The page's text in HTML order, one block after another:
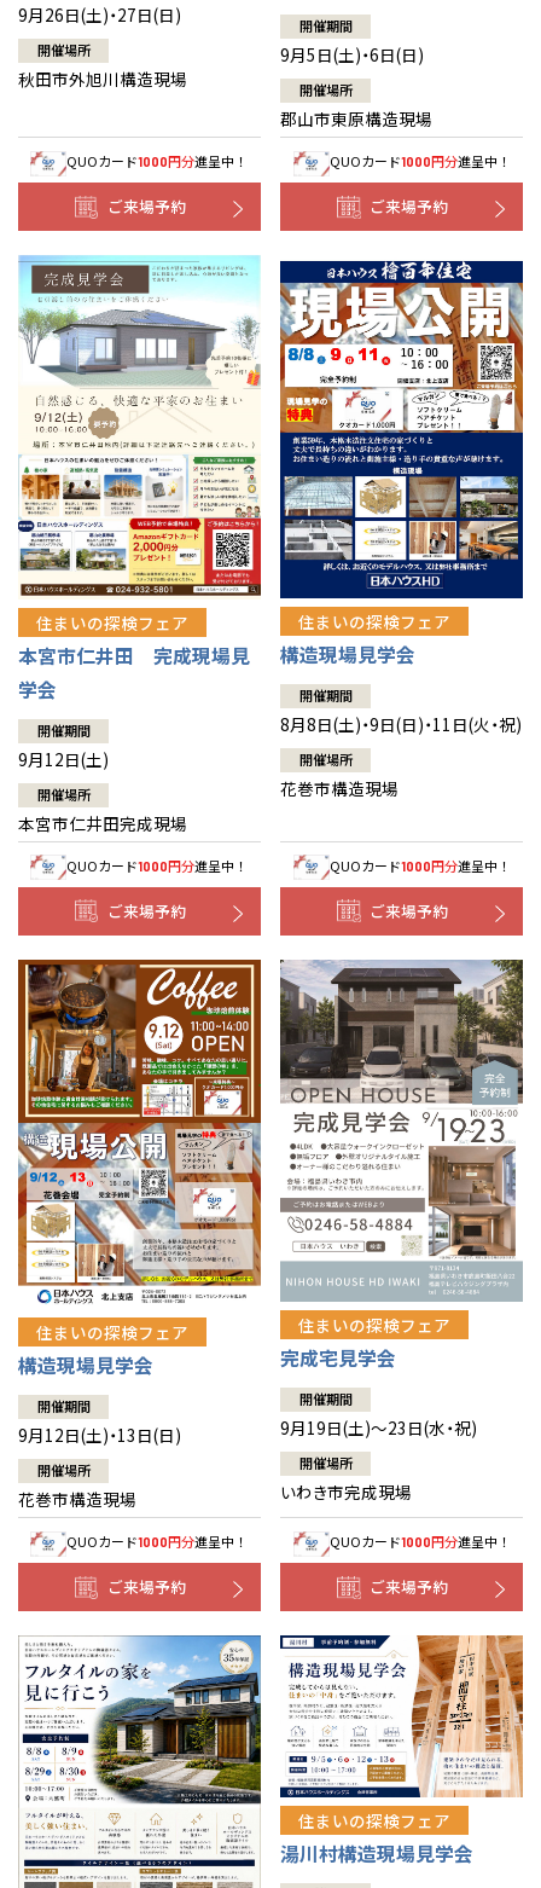
9月26日(土)・27日(日)
開催場所
秋田市外旭川構造現場
QUOカード1000円分進呈中！
ご来場予約
開催期間
9月5日(土)・6日(日)
開催場所
郡山市東原構造現場
QUOカード1000円分進呈中！
ご来場予約
住まいの探検フェア
本宮市仁井田 完成現場見
学会
開催期間
9月12日(土)
開催場所
本宮市仁井田完成現場
QUOカード1000円分進呈中！
ご来場予約
住まいの探検フェア
構造現場見学会
開催期間
8月8日(土)・9日(日)・11日(火・祝)
開催場所
花巻市構造現場
QUOカード1000円分進呈中！
ご来場予約
住まいの探検フェア
構造現場見学会
開催期間
9月12日(土)・13日(日)
開催場所
花巻市構造現場
QUOカード1000円分進呈中！
ご来場予約
住まいの探検フェア
完成宅見学会
開催期間
9月19日(土)～23日(水・祝)
開催場所
いわき市完成現場
QUOカード1000円分進呈中！
ご来場予約
住まいの探検フェア
湯川村構造現場見学会